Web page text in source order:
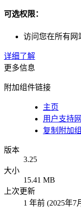
可选权限：
访问您在所有网
详细了解
更多信息
附加组件链接
主页
用户支持
复制附加
版本
3.25
大小
15.41 MB
上次更新
1 年前 (2025年7